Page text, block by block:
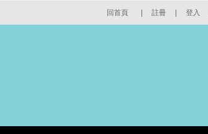
回首頁 註冊 登入